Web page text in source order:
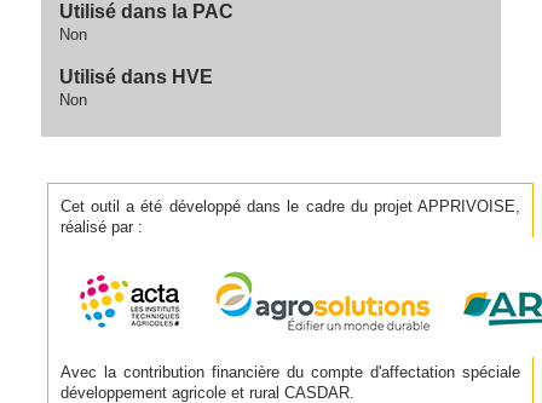
Utilisé dans la PAC
Non
Utilisé dans HVE
Non
Cet outil a été développé dans le cadre du projet APPRIVOISE,
réalisé par :
Avec la contribution financière du compte d'affectation spéciale
développement agricole et rural CASDAR.